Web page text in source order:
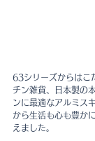
63シリーズからはこ
チン雑貨、日本製の
ンに最適なアルミス
から生活も心も豊か
えました。